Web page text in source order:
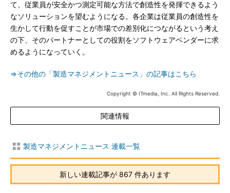
て、従業員が安全かつ測定可能な方法で創造性を発揮できるよう
なソリューションを望むようになる。各企業は従業員の創造性を
生かして行動を促すことが市場での差別化につながるという考え
の下、そのパートナーとしての役割をソフトウェアベンダーに求
めるようになっていく。
⇒その他の「製造マネジメントニュース」の記事はこちら
Copyright © ITmedia, Inc. All Rights Reserved.
関連情報
製造マネジメントニュース 連載一覧
新しい連載記事が 867 件あります